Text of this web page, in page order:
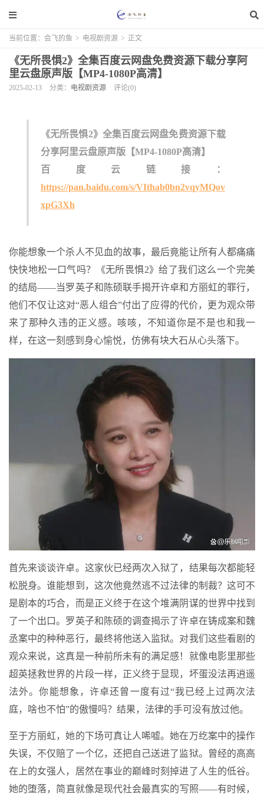
当前位置： 会飞的鱼 > 电视剧资源 > 正文
《无所畏惧2》全集百度云网盘免费资源下载分享阿
里云盘原声版【MP4-1080P高清】
2025-02-13 分类： 电视剧资源 评论(0)
《无所畏惧2》全集百度云网盘免费资源下载
分享阿里云盘原声版【MP4-1080P高清】
百度云链接：
https://pan.baidu.com/s/VIthab0bn2vqyMQov
xpG3Xh
你能想象一个杀人不见血的故事，最后竟能让所有人都痛痛
快快地松一口气吗？《无所畏惧2》给了我们这么一个完美
的结局——当罗英子和陈硕联手揭开许卓和方丽虹的罪行，
他们不仅让这对“恶人组合”付出了应得的代价，更为观众带
来了那种久违的正义感。咳咳，不知道你是不是也和我一
样，在这一刻感到身心愉悦，仿佛有块大石从心头落下。
首先来谈谈许卓。这家伙已经两次入狱了，结果每次都能轻
松脱身。谁能想到，这次他竟然逃不过法律的制裁？这可不
是剧本的巧合，而是正义终于在这个堆满阴谋的世界中找到
了一个出口。罗英子和陈硕的调查揭示了许卓在铸成案和魏
丞案中的种种恶行，最终将他送入监狱。对我们这些看剧的
观众来说，这真是一种前所未有的满足感！就像电影里那些
超英拯救世界的片段一样，正义终于显现，坏蛋没法再逍遥
法外。你能想象，许卓还曾一度有过“我已经上过两次法
庭，啥也不怕”的傲慢吗？结果，法律的手可没有放过他。
至于方丽虹，她的下场可真让人唏嘘。她在万纥案中的操作
失误，不仅赔了一个亿，还把自己送进了监狱。曾经的高高
在上的女强人，居然在事业的巅峰时刻掉进了人生的低谷。
她的堕落，简直就像是现代社会最真实的写照——有时候，